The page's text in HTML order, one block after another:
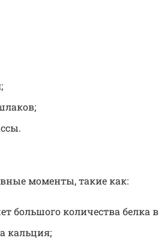
моменты, такие как:
большого количества белка
кальция;